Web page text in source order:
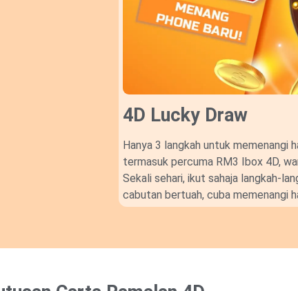
4D Lucky Draw​
Hanya 3 langkah untuk memenangi
termasuk percuma RM3 Ibox 4D,
Sekali sehari, ikut sahaja langkah-
cabutan bertuah, cuba memenangi